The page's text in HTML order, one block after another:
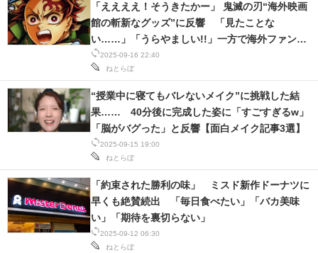
2025-09-16 22:40
ねとらぼ
「ええええ！そうきたかー」 鬼滅の刃“海外映画
館の斬新なグッズ”に反響 「見たことな
い……」「うらやましい!!」一方で海外ファン
は“怒り”も……
2025-09-15 19:00
ねとらぼ
“授業中に寝てもバレないメイク”に挑戦した結
果…… 40分後に完成した姿に「すごすぎるw」
「脳がバグった」と反響【面白メイク記事3選】
2025-09-12 06:30
ねとらぼ
「約束された勝利の味」 ミスド新作ドーナツに
早くも絶賛続出 「毎日食べたい」「バカ美味
い」「期待を裏切らない」